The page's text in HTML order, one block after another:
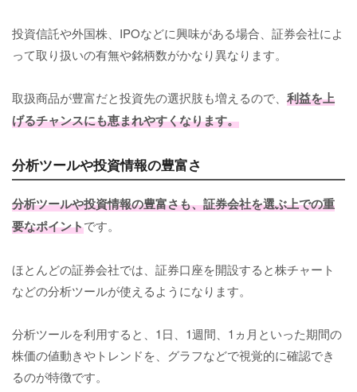
投資信託や外国株、IPOなどに興味がある場合、証券会社によ
って取り扱いの有無や銘柄数がかなり異なります。
取扱商品が豊富だと投資先の選択肢も増えるので、 利益を上
げるチャンスにも恵まれやすくなります。
分析ツールや投資情報の豊富さ
分析ツールや投資情報の豊富さも、証券会社を選ぶ上での重
要なポイントです。
ほとんどの証券会社では、証券口座を開設すると株チャート
などの分析ツールが使えるようになります。
分析ツールを利用すると、1日、1週間、1ヵ月といった期間の
株価の値動きやトレンドを、グラフなどで視覚的に確認でき
るのが特徴です。